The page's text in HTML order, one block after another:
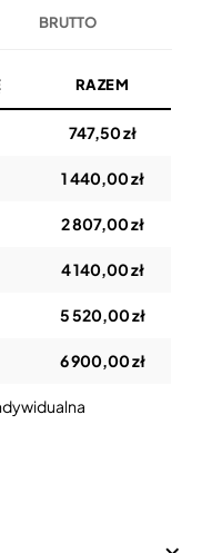
BRUTTO
RAZEM
747,50 zł
1 440,00 zł
2 807,00 zł
4 140,00 zł
5 520,00 zł
6 900,00 zł